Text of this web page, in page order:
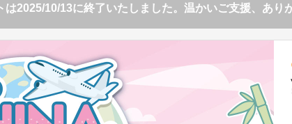
は2025/10/13に終了いたしました。温かいご支援、あり